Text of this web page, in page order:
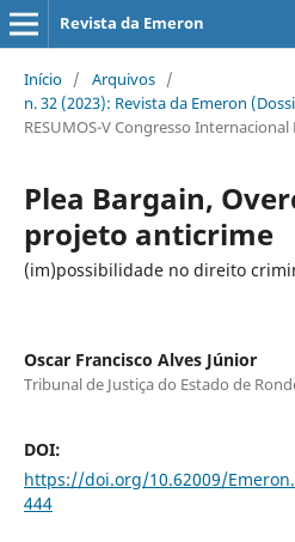
Revista da Emeron
Início / Arquivos /
n. 32 (2023): Revista da Emeron
RESUMOS-V Congresso Internacional
Plea Bargain,
projeto anticrime
(im)possibilidade no direito
Oscar Francisco Alves Júnior
Tribunal de Justiça do Estado de
DOI:
https://doi.org/10.62009/
444